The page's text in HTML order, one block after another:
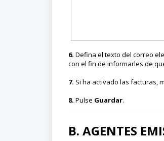
6. Defina el texto del correo
con el fin de informarles de
7. Si ha activado las facturas,
8. Pulse Guardar.
B. AGENTES